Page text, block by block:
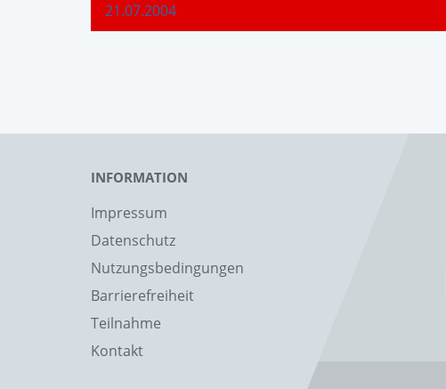
21.07.2004
INFORMATION
Impressum
Datenschutz
Nutzungsbedingungen
Barrierefreiheit
Teilnahme
Kontakt